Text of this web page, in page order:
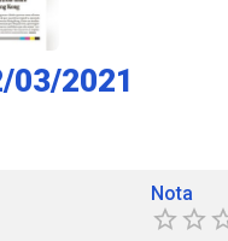
03/2021
Nota